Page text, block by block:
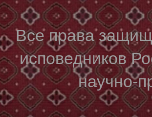
Все права
исповедников
научно-